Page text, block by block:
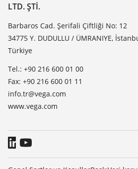
Dielektrisite listesi
TeamViewer
Haber makaleleri
Basin
Blog
LTD. ŞTI.
Barbaros Cad. Şerifali Çiftliği No: 12
34775 Y. DUDULLU / ÜMRANIYE,
Türkiye
Tel.: +90 216 600 01 00
Fax: +90 216 600 01 11
info.tr@vega.com
www.vega.com